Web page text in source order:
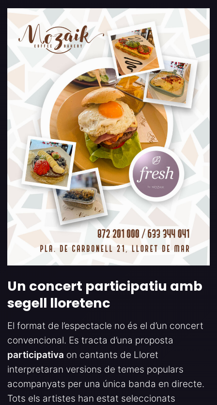
Un concert participatiu amb
segell lloretenc
El format de l’espectacle no és el d’un concert
convencional. Es tracta d’una proposta
participativa on cantants de Lloret
interpretaran versions de temes populars
acompanyats per una única banda en directe.
Tots els artistes han estat seleccionats